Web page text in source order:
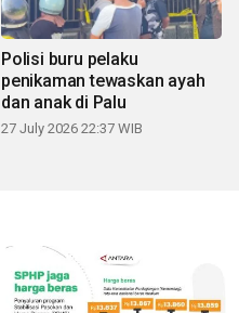
Polisi buru pelaku
penikaman tewaskan ayah
dan anak di Palu
27 July 2026 22:37 WIB